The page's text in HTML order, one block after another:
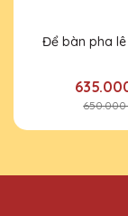
Tặng
Đỗ
Để bàn pha
650.000